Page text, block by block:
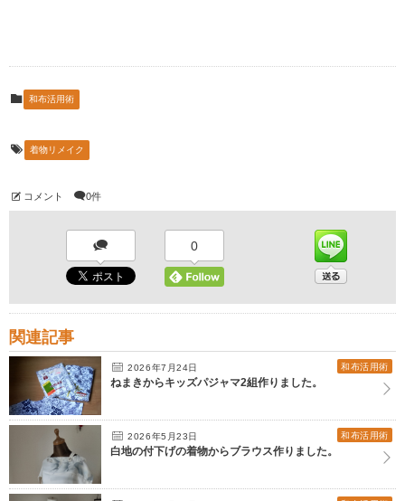
和布活用術
着物リメイク
コメント 0件
0
関連記事
2026年7月24日 和布活用術
ねまきからキッズパジャマ2組作りました。
2026年5月23日 和布活用術
白地の付下げの着物からブラウス作りました。